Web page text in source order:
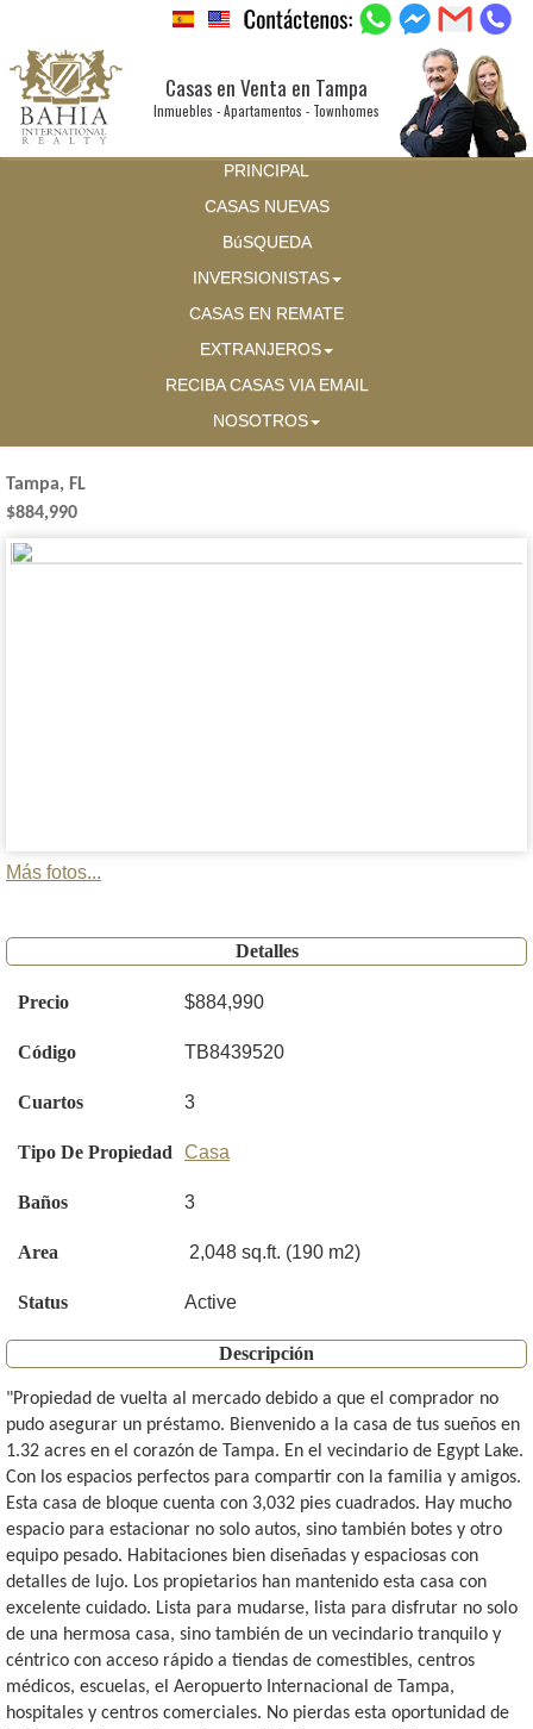
Casas en Venta en Tampa
Inmuebles - Apartamentos - Townhomes
PRINCIPAL
CASAS NUEVAS
BúSQUEDA
INVERSIONISTAS
CASAS EN REMATE
EXTRANJEROS
RECIBA CASAS VIA EMAIL
NOSOTROS
Tampa, FL
$884,990
Más fotos...
Detalles
Precio $884,990
Código TB8439520
Cuartos 3
Tipo De Propiedad Casa
Baños 3
Area 2,048 sq.ft. (190 m2)
Status Active
Descripción
"Propiedad de vuelta al mercado debido a que el comprador no
pudo asegurar un préstamo. Bienvenido a la casa de tus sueños en
1.32 acres en el corazón de Tampa. En el vecindario de Egypt Lake.
Con los espacios perfectos para compartir con la familia y amigos.
Esta casa de bloque cuenta con 3,032 pies cuadrados. Hay mucho
espacio para estacionar no solo autos, sino también botes y otro
equipo pesado. Habitaciones bien diseñadas y espaciosas con
detalles de lujo. Los propietarios han mantenido esta casa con
excelente cuidado. Lista para mudarse, lista para disfrutar no solo
de una hermosa casa, sino también de un vecindario tranquilo y
céntrico con acceso rápido a tiendas de comestibles, centros
médicos, escuelas, el Aeropuerto Internacional de Tampa,
hospitales y centros comerciales. No pierdas esta oportunidad de